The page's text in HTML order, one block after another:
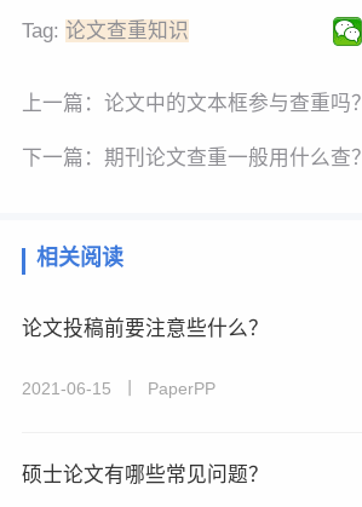
Tag: 论文查重知识
上一篇： 论文中的文本框参与查重吗？
下一篇： 期刊论文查重一般用什么查？
相关阅读
论文投稿前要注意些什么？
2021-06-15 丨 PaperPP
硕士论文有哪些常见问题？